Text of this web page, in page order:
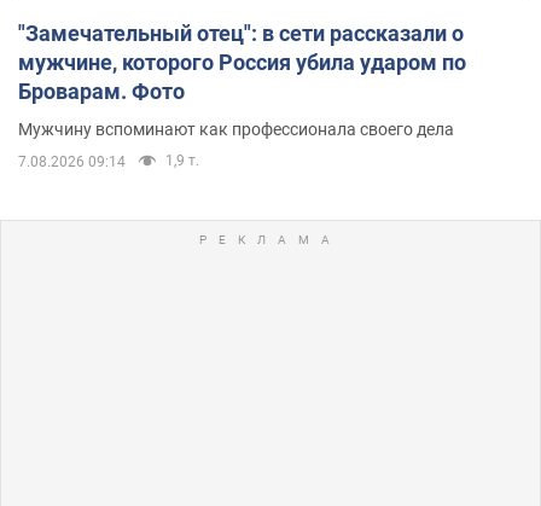
"Замечательный отец": в сети рассказали о
мужчине, которого Россия убила ударом по
Броварам. Фото
Мужчину вспоминают как профессионала своего дела
7.08.2026 09:14 1,9 т.